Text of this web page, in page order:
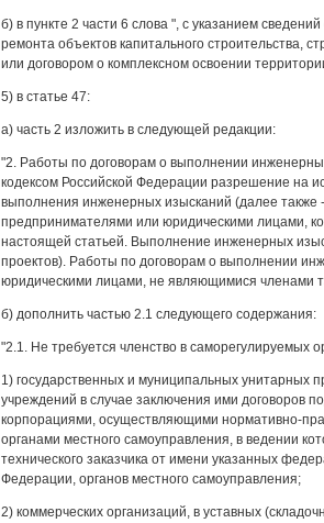
б) в пункте 2 части 6 слова ", с указанием
ремонта объектов капитального строительства,
или договором о комплексном освоении
5) в статье 47:
а) часть 2 изложить в следующей редакции:
"2. Работы по договорам о выполнении
кодексом Российской Федерации разрешение на
выполнения инженерных изысканий (далее
предпринимателями или юридическими лицами,
настоящей статьей. Выполнение инженерных
проектов). Работы по договорам о выполнении
юридическими лицами, не являющимися членами
б) дополнить частью 2.1 следующего содержания:
"2.1. Не требуется членство в саморегулируемых
1) государственных и муниципальных унитарных
учреждений в случае заключения ими договоров
корпорациями, осуществляющими нормативно-
органами местного самоуправления, в ведении
технического заказчика от имени указанных
Федерации, органов местного самоуправления;
2) коммерческих организаций, в уставных